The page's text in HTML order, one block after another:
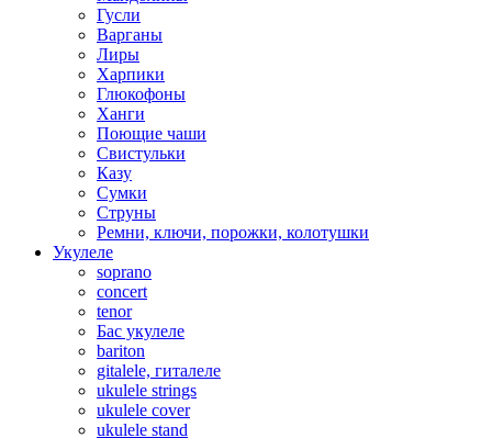
Гусли
Варганы
Лиры
Харпики
Глюкофоны
Ханги
Поющие чаши
Свистульки
Казу
Сумки
Струны
Ремни, ключи, порожки, колотушки
Укулеле
soprano
concert
tenor
Бас укулеле
bariton
gitalele, гиталеле
ukulele strings
ukulele cover
ukulele stand